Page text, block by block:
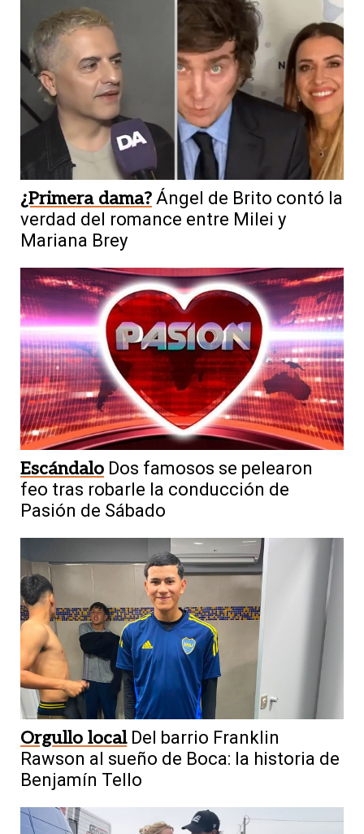
¿Primera dama? Ángel de Brito contó la
verdad del romance entre Milei y
Mariana Brey
Escándalo Dos famosos se pelearon
feo tras robarle la conducción de
Pasión de Sábado
Orgullo local Del barrio Franklin
Rawson al sueño de Boca: la historia de
Benjamín Tello